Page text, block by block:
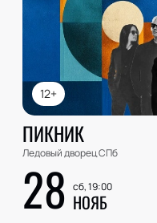
12+
ПИКНИК
Ледовый дворец СПб
28 сб, 19:00
НОЯБ